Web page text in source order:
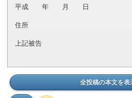
平成 年 月 日
住所
上記被告
全投稿の本文を表